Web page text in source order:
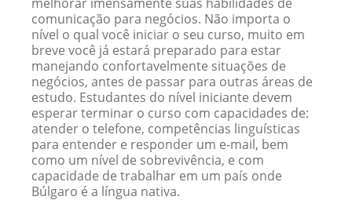
comunicação para negócios. Não importa o
nível o qual você iniciar o seu curso, muito em
breve você já estará preparado para estar
manejando confortavelmente situações de
negócios, antes de passar para outras áreas de
estudo. Estudantes do nível iniciante devem
esperar terminar o curso com capacidades de:
atender o telefone, competências linguísticas
para entender e responder um e-mail, bem
como um nível de sobrevivência, e com
capacidade de trabalhar em um país onde
Búlgaro é a língua nativa.